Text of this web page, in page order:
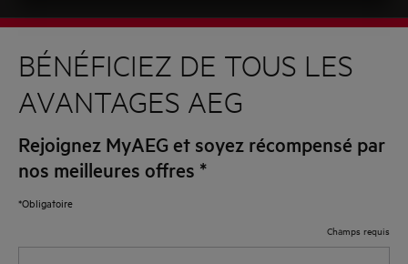
BÉNÉFICIEZ DE TOUS LES
AVANTAGES AEG
Rejoignez MyAEG et soyez récompensé par
nos meilleures offres *
*Obligatoire
Champs requis